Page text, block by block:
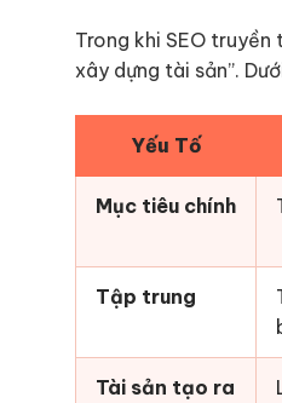
Trong khi SEO
xây dựng tài sản”.
Yếu Tố
Mục tiêu chính
Tập trung
Tài sản tạo ra